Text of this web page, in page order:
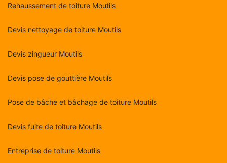
Rehaussement de toiture Moutils
Devis nettoyage de toiture Moutils
Devis zingueur Moutils
Devis pose de gouttière Moutils
Pose de bâche et bâchage de toiture Moutils
Devis fuite de toiture Moutils
Entreprise de toiture Moutils